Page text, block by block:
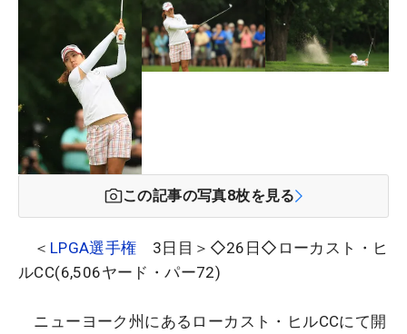
この記事の写真8枚を見る
＜ LPGA選手権 3日目＞◇26日◇ローカスト・ヒ
ルCC(6,506ヤード・パー72)
ニューヨーク州にあるローカスト・ヒルCCにて開